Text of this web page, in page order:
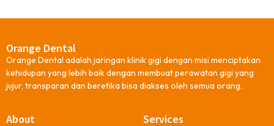
Orange Dental
Orange Dental adalah jaringan klinik gigi dengan misi menciptakan
kehidupan yang lebih baik dengan membuat perawatan gigi yang
jujur, transparan dan beretika bisa diakses oleh semua orang.
About Services